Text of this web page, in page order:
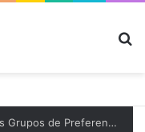
Ya se conoce la composición de los Grupos de Preferente y el calendario